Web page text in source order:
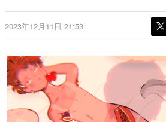
ゲーム世代の作家たち
ゲームに多大な影響を受けた
画です。
日本モバイルゲーム産業
日本のモバイルゲーム史にお
ルを網羅するほか、開発者へ
解説を掲載。約20年の歴史が
2023年12月11日 21:53